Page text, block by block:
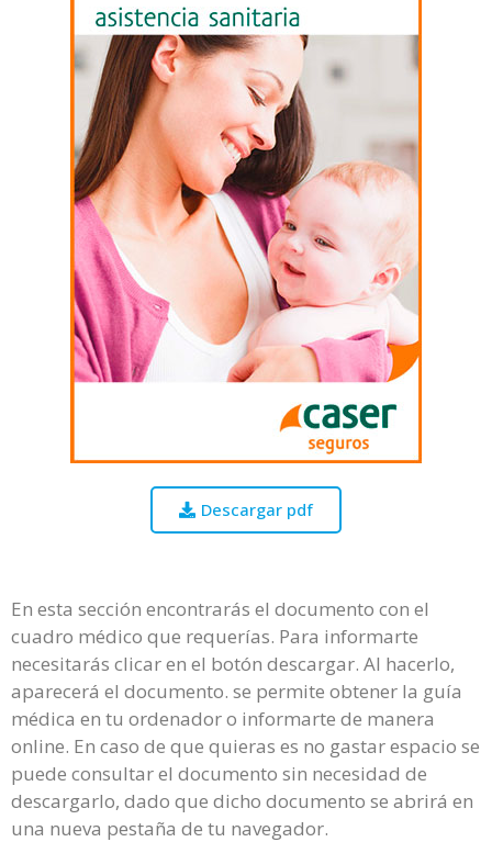
Descargar pdf
En esta sección encontrarás el documento con el
cuadro médico que requerías. Para informarte
necesitarás clicar en el botón descargar. Al hacerlo,
aparecerá el documento. se permite obtener la guía
médica en tu ordenador o informarte de manera
online. En caso de que quieras es no gastar espacio se
puede consultar el documento sin necesidad de
descargarlo, dado que dicho documento se abrirá en
una nueva pestaña de tu navegador.